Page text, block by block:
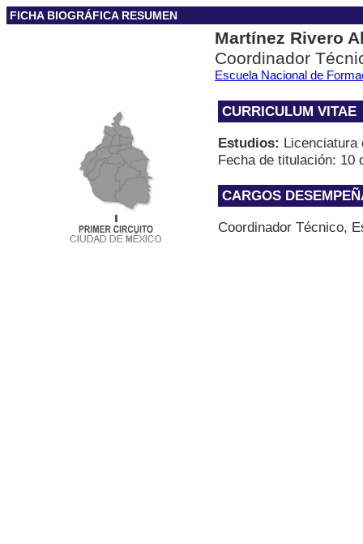
FICHA BIOGRÁFICA RESUMEN
Martínez Rivero
Coordinador
Escuela Nacional de
CURRICULUM VITAE
Estudios: Licenciatura
Fecha de titulación: 10
CARGOS
Coordinador Técnico,